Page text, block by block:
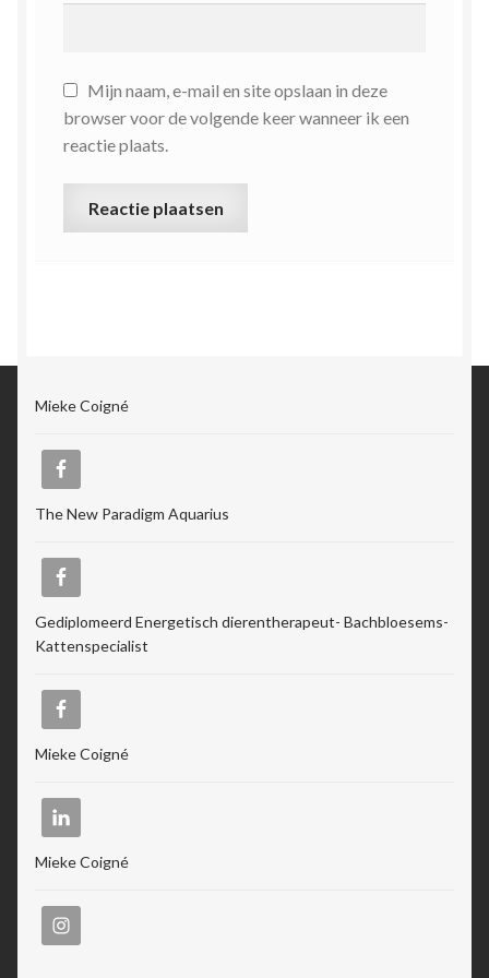
Mijn naam, e-mail en site opslaan in deze
browser voor de volgende keer wanneer ik een
reactie plaats.
Mieke Coigné
The New Paradigm Aquarius
Gediplomeerd Energetisch dierentherapeut- Bachbloesems-
Kattenspecialist
Mieke Coigné
Mieke Coigné